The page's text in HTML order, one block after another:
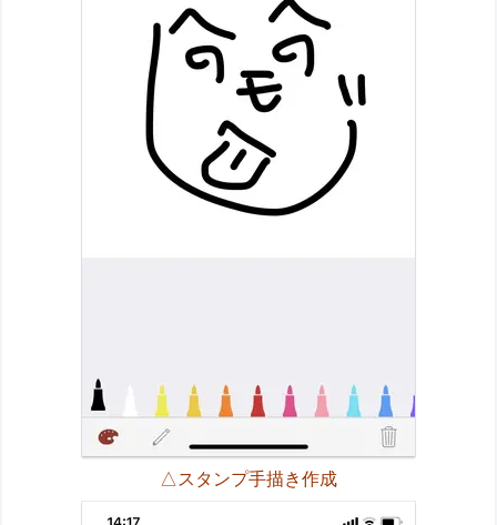
△スタンプ手描き作成